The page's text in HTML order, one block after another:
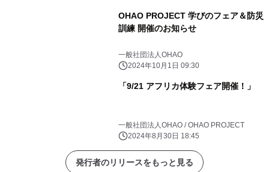
OHAO PROJECT 学びのフェア＆防災
訓練 開催のお知らせ
一般社団法人OHAO
2024年10月1日 09:30
「9/21 アフリカ体験フェア開催！」
一般社団法人OHAO / OHAO PROJECT
2024年8月30日 18:45
発行者のリリースをもっと見る